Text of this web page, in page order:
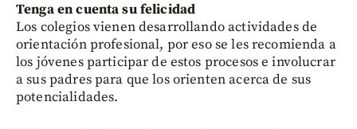
Tenga en cuenta su felicidad
Los colegios vienen desarrollando actividades de
orientación profesional, por eso se les recomienda a
los jóvenes participar de estos procesos e involucrar
a sus padres para que los orienten acerca de sus
potencialidades.